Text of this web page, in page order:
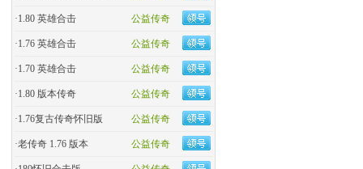
公益传奇
·1.80 英雄合击
公益传奇
·1.76 英雄合击
公益传奇
·1.70 英雄合击
公益传奇
·1.80 版本传奇
公益传奇
·1.76复古传奇怀旧版
公益传奇
·老传奇 1.76 版本